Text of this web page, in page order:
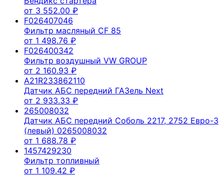
от 3 552.00 ₽
F026407046
Фильтр масляный CF 85
от 1 498.76 ₽
F026400342
Фильтр воздушный VW GROUP
от 2 160.93 ₽
A21R233862110
Датчик АБС передний ГАЗель Next
от 2 933.33 ₽
265008032
Датчик АБС передний Соболь 2217, 2752 Евро-3
(левый) 0265008032
от 1 688.78 ₽
1457429230
Фильтр топливный
от 1 109.42 ₽